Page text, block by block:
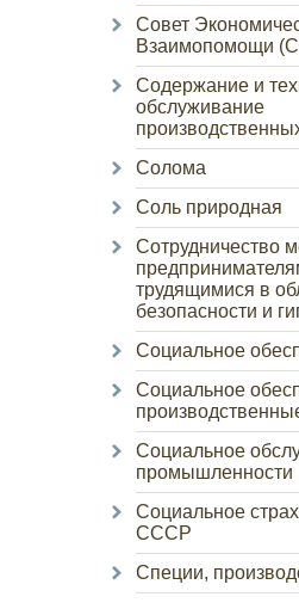
Совет
Взаимопомощи
Содержание и
обслуживание
Солома
Соль природная
Сотрудничество
трудящимися в
безопасности и
Социальное
Социальное
Социальное
промышленности
Социальное
СССР
Специи,